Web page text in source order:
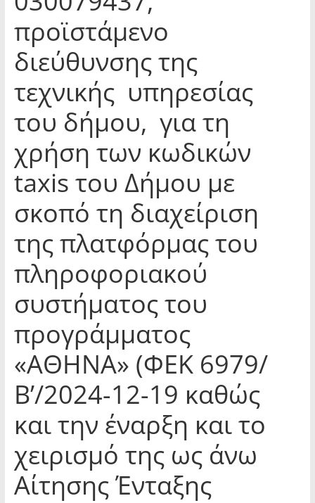
προϊστάμενο
διεύθυνσης της
τεχνικής υπηρεσίας
του δήμου, για τη
χρήση των κωδικών
taxis του Δήμου με
σκοπό τη διαχείριση
της πλατφόρμας του
πληροφοριακού
συστήματος του
προγράμματος
«ΑΘΗΝΑ» (ΦΕΚ 6979/
Β’/2024-12-19 καθώς
και την έναρξη και το
χειρισμό της ως άνω
Αίτησης Ένταξης